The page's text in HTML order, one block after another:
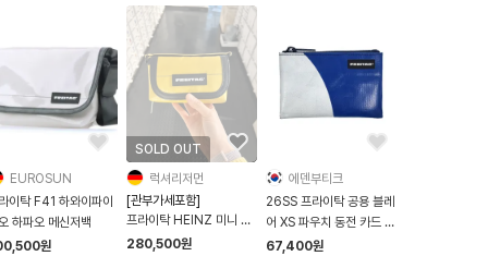
EUROSUN
이탁 F41 하와이파이
하파오 메신저백
원
SOLD OUT
럭셔리저먼
[관부가세포함]
프라이탁 HEINZ 미니 크
로스백 F142 4종류
280,500원
에덴부티크
26SS 프라이탁 공용 블레
어 XS 파우치 동전 카드 지
갑 F05 BLAIR
67,400원